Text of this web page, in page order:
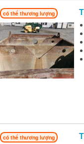
có thể thương lượng
có thể thương lượng